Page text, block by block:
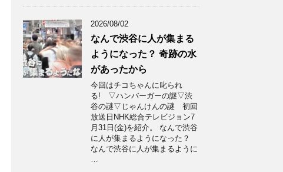
2026/08/02
なんで渋谷に人が集まる
ようになった？ 奇跡の水
があったから
今回はチコちゃんに叱られ
る! ▽ハンバーガーの謎▽渋
谷の謎▽じゃんけんの謎 初回
放送日NHK総合テレビジョン7
月31日(金)を紹介。 なんで渋谷
に人が集まるようになった？
なんで渋谷に人が集まるように
…